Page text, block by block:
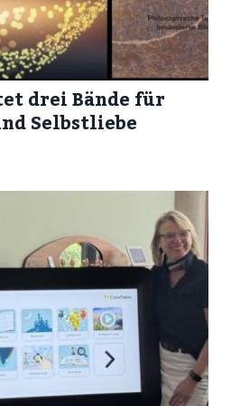
drei Bände für
Selbstliebe